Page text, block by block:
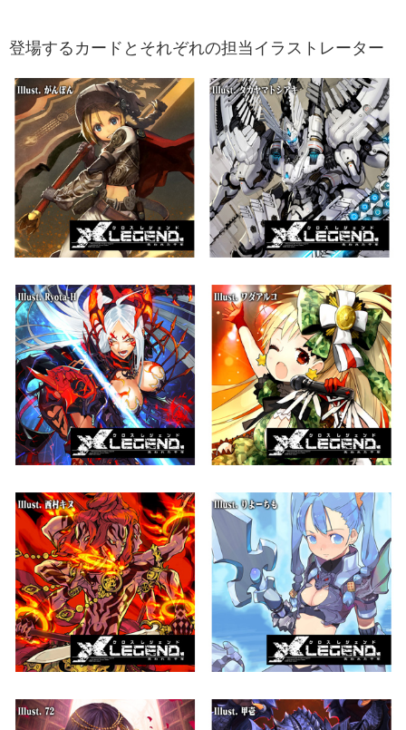
登場するカードとそれぞれの担当イラストレーター